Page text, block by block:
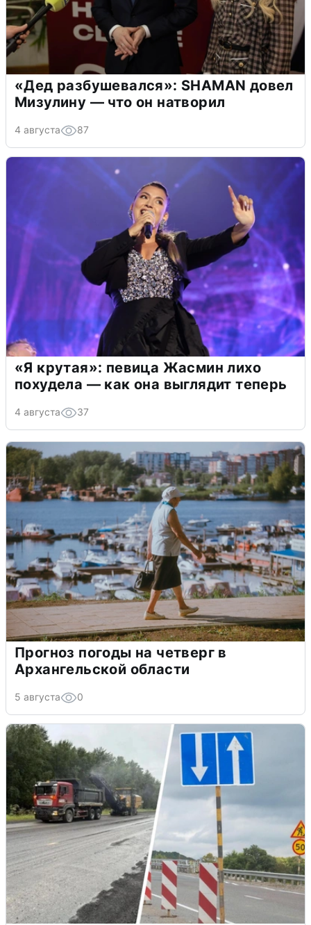
«Дед разбушевался»: SHAMAN довел
Мизулину — что он натворил
4 августа 87
«Я крутая»: певица Жасмин лихо
похудела — как она выглядит теперь
4 августа 37
Прогноз погоды на четверг в
Архангельской области
5 августа 0